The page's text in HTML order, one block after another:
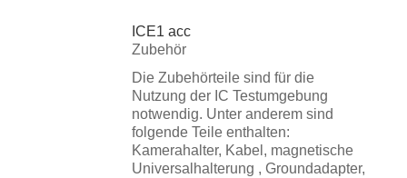
ICE1 acc
Zubehör
Die Zubehörteile sind für die
Nutzung der IC Testumgebung
notwendig. Unter anderem sind
folgende Teile enthalten:
Kamerahalter, Kabel, magnetische
Universalhalterung , Groundadapter,